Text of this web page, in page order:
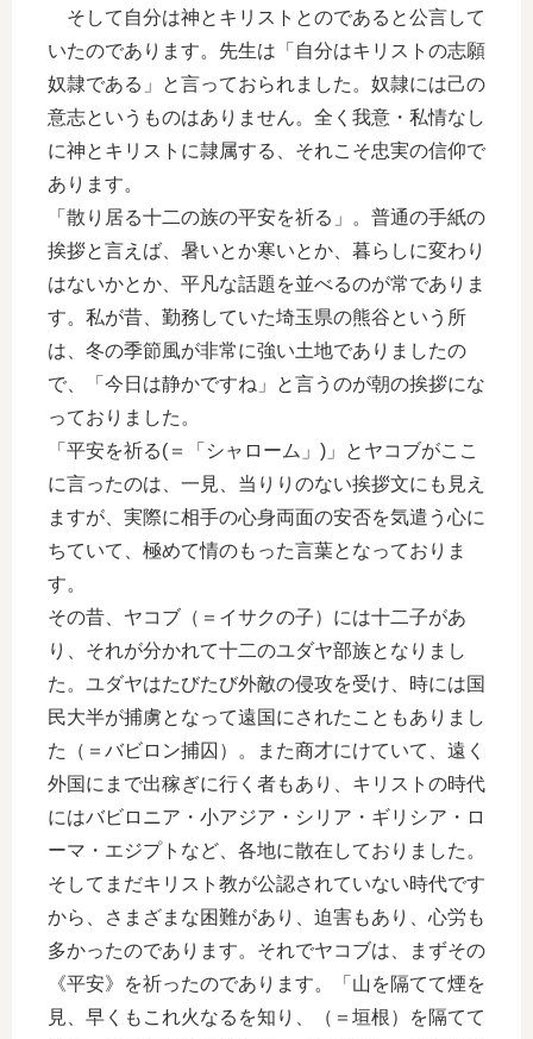
そして自分は神とキリストとのであると公言して
いたのであります。先生は「自分はキリストの志願
奴隷である」と言っておられました。奴隷には己の
意志というものはありません。全く我意・私情なし
に神とキリストに隷属する、それこそ忠実の信仰で
あります。
「散り居る十二の族の平安を祈る」。普通の手紙の
挨拶と言えば、暑いとか寒いとか、暮らしに変わり
はないかとか、平凡な話題を並べるのが常でありま
す。私が昔、勤務していた埼玉県の熊谷という所
は、冬の季節風が非常に強い土地でありましたの
で、「今日は静かですね」と言うのが朝の挨拶にな
っておりました。
「平安を祈る(＝「シャローム」)」とヤコブがここ
に言ったのは、一見、当りりのない挨拶文にも見え
ますが、実際に相手の心身両面の安否を気遣う心に
ちていて、極めて情のもった言葉となっておりま
す。
その昔、ヤコブ（＝イサクの子）には十二子があ
り、それが分かれて十二のユダヤ部族となりまし
た。ユダヤはたびたび外敵の侵攻を受け、時には国
民大半が捕虜となって遠国にされたこともありまし
た（＝バビロン捕囚）。また商才にけていて、遠く
外国にまで出稼ぎに行く者もあり、キリストの時代
にはバビロニア・小アジア・シリア・ギリシア・ロ
ーマ・エジプトなど、各地に散在しておりました。
そしてまだキリスト教が公認されていない時代です
から、さまざまな困難があり、迫害もあり、心労も
多かったのであります。それでヤコブは、まずその
《平安》を祈ったのであります。「山を隔てて煙を
見、早くもこれ火なるを知り、（＝垣根）を隔てて